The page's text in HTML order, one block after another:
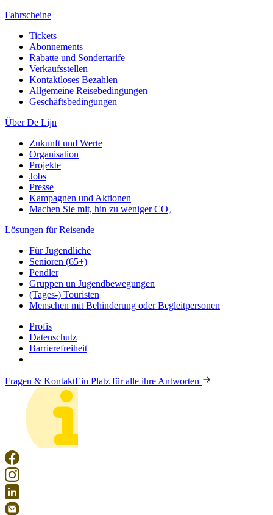
Fahrscheine
Tickets
Abonnements
Rabatte und Sondertarife
Verkaufsstellen
Kontaktloses Bezahlen
Allgemeine Reisebedingungen
Geschäftsbedingungen
Über De Lijn
Zukunft und Werte
Organisation
Projekte
Jobs
Presse
Kampagnen und Aktionen
Machen Sie mit, hin zu weniger CO₂
Lösungen für Reisende
Für Jugendliche
Senioren (65+)
Pendler
Gruppen un Jugendbewegungen
(Tages-) Touristen
Menschen mit Behinderung oder Begleitpersonen
Profis
Datenschutz
Barrierefreiheit
Fragen & KontaktEin Platz für alle ihre Antworten